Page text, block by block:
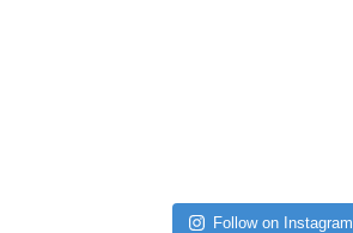
Follow on Instagram